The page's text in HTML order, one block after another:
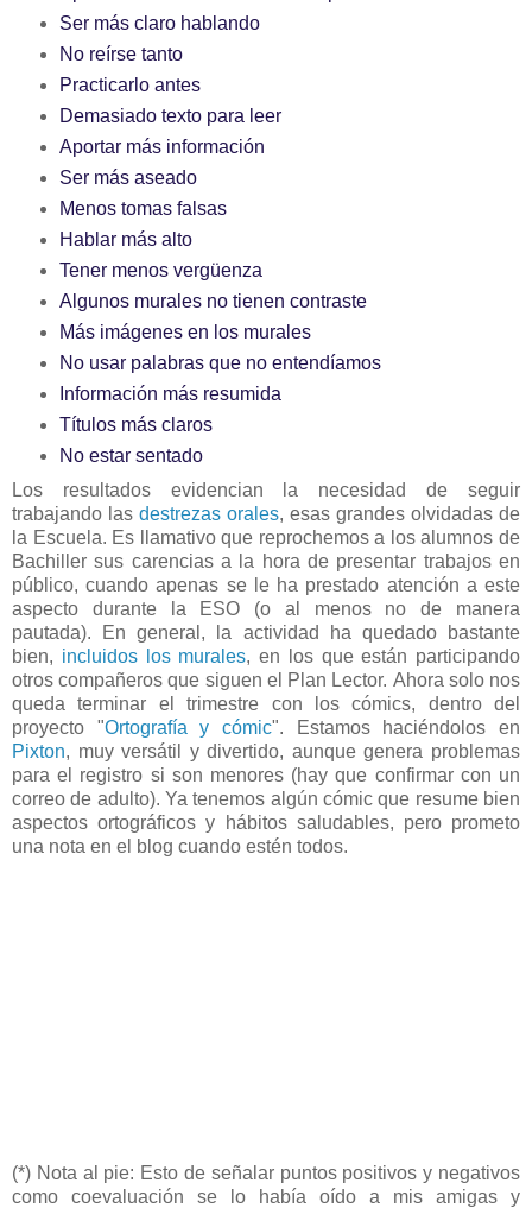
Ser más claro hablando
No reírse tanto
Practicarlo antes
Demasiado texto para leer
Aportar más información
Ser más aseado
Menos tomas falsas
Hablar más alto
Tener menos vergüenza
Algunos murales no tienen contraste
Más imágenes en los murales
No usar palabras que no entendíamos
Información más resumida
Títulos más claros
No estar sentado
Los resultados evidencian la necesidad de seguir
trabajando las destrezas orales, esas grandes olvidadas de
la Escuela. Es llamativo que reprochemos a los alumnos de
Bachiller sus carencias a la hora de presentar trabajos en
público, cuando apenas se le ha prestado atención a este
aspecto durante la ESO (o al menos no de manera
pautada). En general, la actividad ha quedado bastante
bien, incluidos los murales, en los que están participando
otros compañeros que siguen el Plan Lector. Ahora solo nos
queda terminar el trimestre con los cómics, dentro del
proyecto "Ortografía y cómic". Estamos haciéndolos en
Pixton, muy versátil y divertido, aunque genera problemas
para el registro si son menores (hay que confirmar con un
correo de adulto). Ya tenemos algún cómic que resume bien
aspectos ortográficos y hábitos saludables, pero prometo
una nota en el blog cuando estén todos.
(*) Nota al pie: Esto de señalar puntos positivos y negativos
como coevaluación se lo había oído a mis amigas y